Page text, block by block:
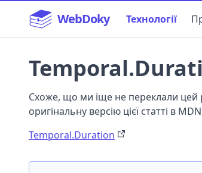
WebDoky Технології
Схоже, що ми іще не переклали цей
оригінальну версію цієї статті в
Temporal.Duration